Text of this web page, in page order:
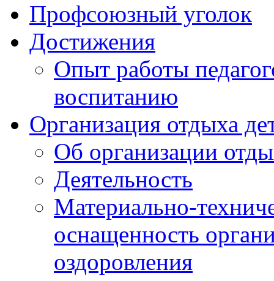
Профсоюзный уголок
Достижения
Опыт работы
воспитанию
Организация отдыха
Об организации
Деятельность
Материально-
оснащенность
оздоровления